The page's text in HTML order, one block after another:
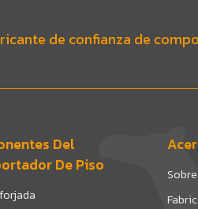
de confianza de
Del
De Piso